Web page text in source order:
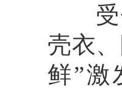
受假
壳衣
鲜”激